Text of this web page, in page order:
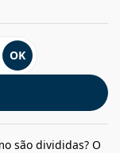
OK
são divididas? O